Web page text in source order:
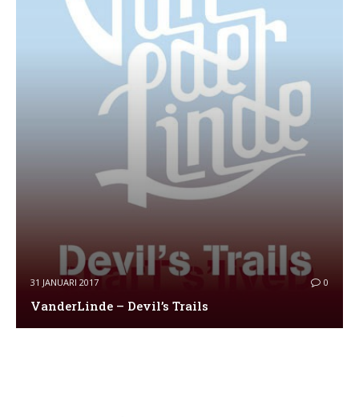
31 JANUARI 2017 0
VanderLinde – Devil’s Trails